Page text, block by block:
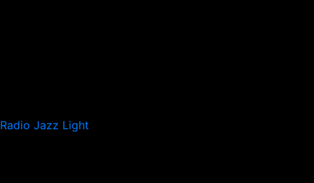
Radio Jazz Light